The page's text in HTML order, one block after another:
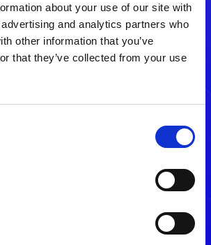
about your use of our site with
and analytics partners who
other information that you’ve
that they’ve collected from your use
ご確認のうえ、
てください。
信停止